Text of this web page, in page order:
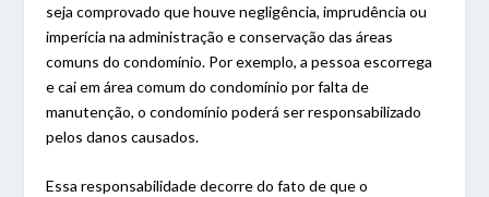
seja comprovado que houve negligência, imprudência ou
imperícia na administração e conservação das áreas
comuns do condomínio. Por exemplo, a pessoa escorrega
e cai em área comum do condomínio por falta de
manutenção, o condomínio poderá ser responsabilizado
pelos danos causados.
Essa responsabilidade decorre do fato de que o